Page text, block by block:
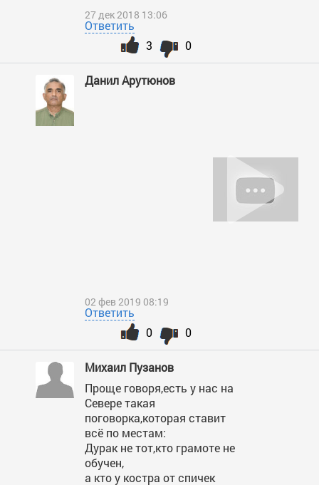
27 дек 2018 13:06
Ответить
0
3
Данил Арутюнов
02 фев 2019 08:19
Ответить
0
0
Михаил Пузанов
Проще говоря,есть у нас на
Севере такая
поговорка,которая ставит
всё по местам:
Дурак не тот,кто грамоте не
обучен,
а кто у костра от спичек